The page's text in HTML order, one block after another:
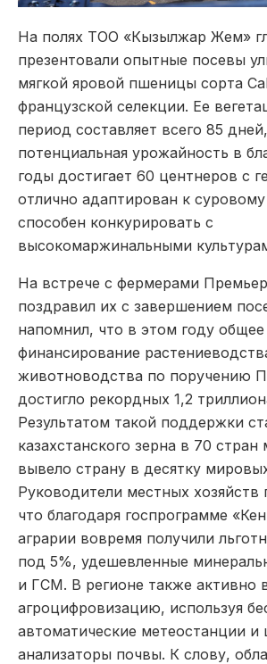
На полях ТОО «Кызылжар Жем»
презентовали опытные посевы
мягкой яровой пшеницы сорта
французской селекции. Ее
период составляет всего 85
потенциальная урожайность в
годы достигает 60 центнеров с
отлично адаптирован к
способен конкурировать с
высокомаржинальными
На встрече с фермерами
поздравил их с завершением
напомнил, что в этом году общее
финансирование
животноводства по поручению
достигло рекордных 1,2
Результатом такой поддержки
казахстанского зерна в 70 стран
вывело страну в десятку
Руководители местных хозяйств
что благодаря госпрограмме
аграрии вовремя получили
под 5%, удешевленные
и ГСМ. В регионе также активно
агроцифровизацию, используя
автоматические метеостанции и
анализаторы почвы. К слову,